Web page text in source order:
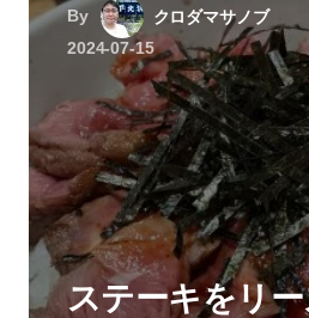
By
クロダマサノブ
2024-07-15
ステーキをリ